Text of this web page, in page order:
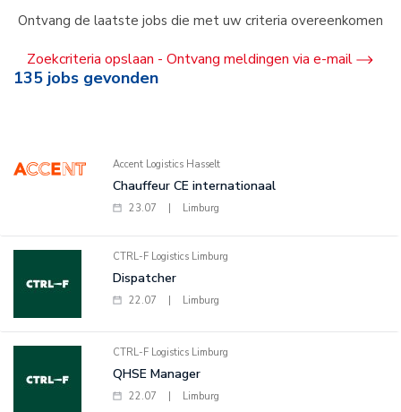
Ontvang de laatste jobs die met uw criteria overeenkomen
Zoekcriteria opslaan - Ontvang meldingen via e-mail
135 jobs gevonden
Accent Logistics Hasselt
Chauffeur CE internationaal
23.07 Limburg
CTRL-F Logistics Limburg
Dispatcher
22.07 Limburg
CTRL-F Logistics Limburg
QHSE Manager
22.07 Limburg